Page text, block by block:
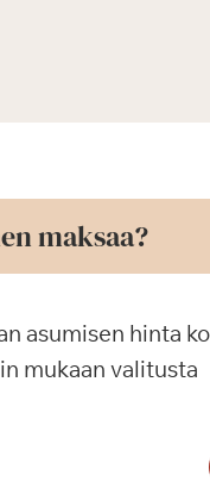
maksaa?
asumisen hinta
mukaan valitusta